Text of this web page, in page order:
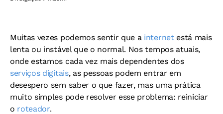
Muitas vezes podemos sentir que a internet está mais
lenta ou instável que o normal. Nos tempos atuais,
onde estamos cada vez mais dependentes dos
serviços digitais, as pessoas podem entrar em
desespero sem saber o que fazer, mas uma prática
muito simples pode resolver esse problema: reiniciar
o roteador.